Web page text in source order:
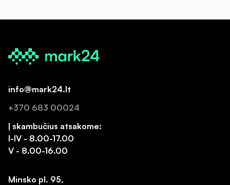
info@mark24.lt
+370 683 00024
Į skambučius atsakome:
I-IV - 8.00-17.00
V - 8.00-16.00
Minsko pl. 95,